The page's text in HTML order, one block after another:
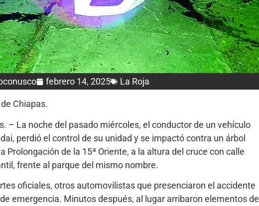
febrero 14, 2025 La Roja
Chiapas.
– La noche del pasado miércoles, el conductor de un vehículo
perdió el control de su unidad y se impactó contra un árbol
Prolongación de la 15ª Oriente, a la altura del cruce con calle
frente al parque del mismo nombre.
oficiales, otros automovilistas que presenciaron el accidente
emergencia. Minutos después, al lugar arribaron elementos de